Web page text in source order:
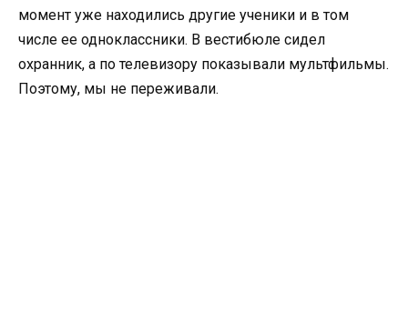
момент уже находились другие ученики и в том
числе ее одноклассники. В вестибюле сидел
охранник, а по телевизору показывали мультфильмы.
Поэтому, мы не переживали.